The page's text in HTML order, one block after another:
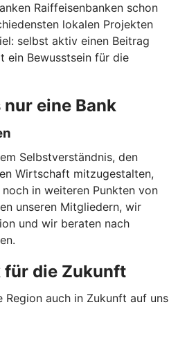
Raiffeisenbanken schon
lokalen Projekten
selbst aktiv einen Beitrag
ein Bewusstsein für die
eine Bank
Selbstverständnis, den
Wirtschaft mitzugestalten,
in weiteren Punkten von
unseren Mitgliedern, wir
und wir beraten nach
für die Zukunft
Region auch in Zukunft auf uns